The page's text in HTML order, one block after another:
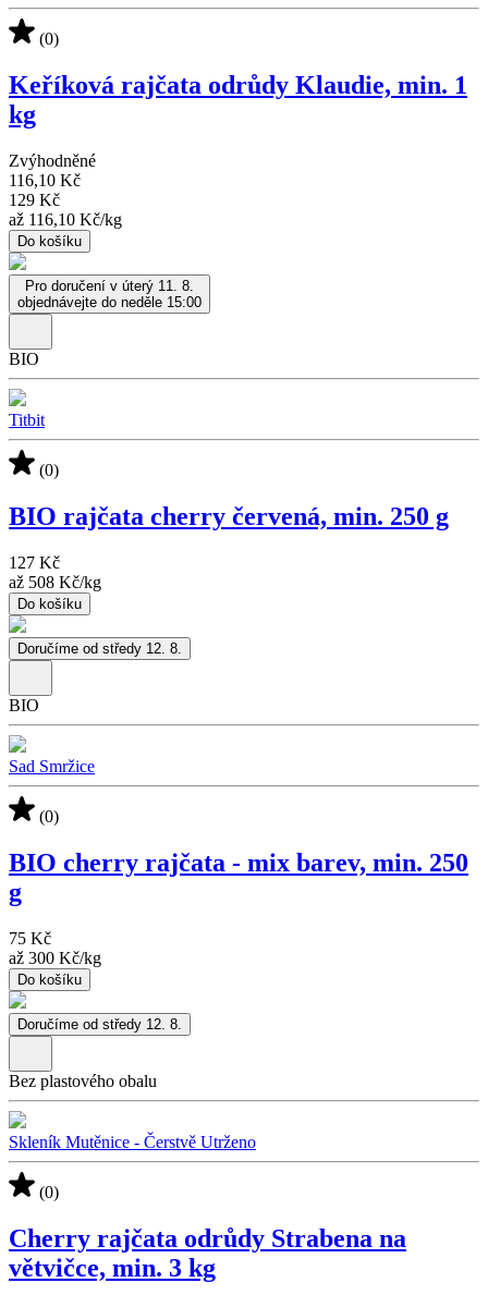
(0)
Keříková rajčata odrůdy Klaudie, min. 1
kg
Zvýhodněné
116,10 Kč
129 Kč
až 116,10 Kč/kg
Do košíku
Pro doručení v úterý 11. 8.
objednávejte do neděle 15:00
BIO
Titbit
(0)
BIO rajčata cherry červená, min. 250 g
127 Kč
až 508 Kč/kg
Do košíku
Doručíme od středy 12. 8.
BIO
Sad Smržice
(0)
BIO cherry rajčata - mix barev, min. 250
g
75 Kč
až 300 Kč/kg
Do košíku
Doručíme od středy 12. 8.
Bez plastového obalu
Skleník Mutěnice - Čerstvě Utrženo
(0)
Cherry rajčata odrůdy Strabena na
větvičce, min. 3 kg